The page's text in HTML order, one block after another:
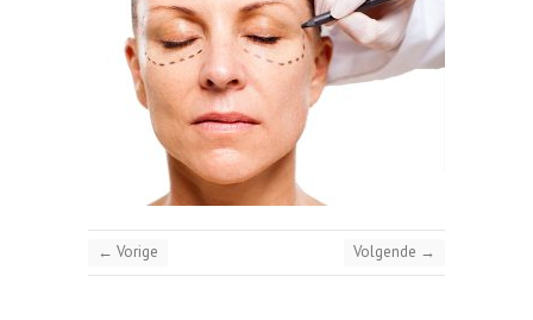
← Vorige Volgende →